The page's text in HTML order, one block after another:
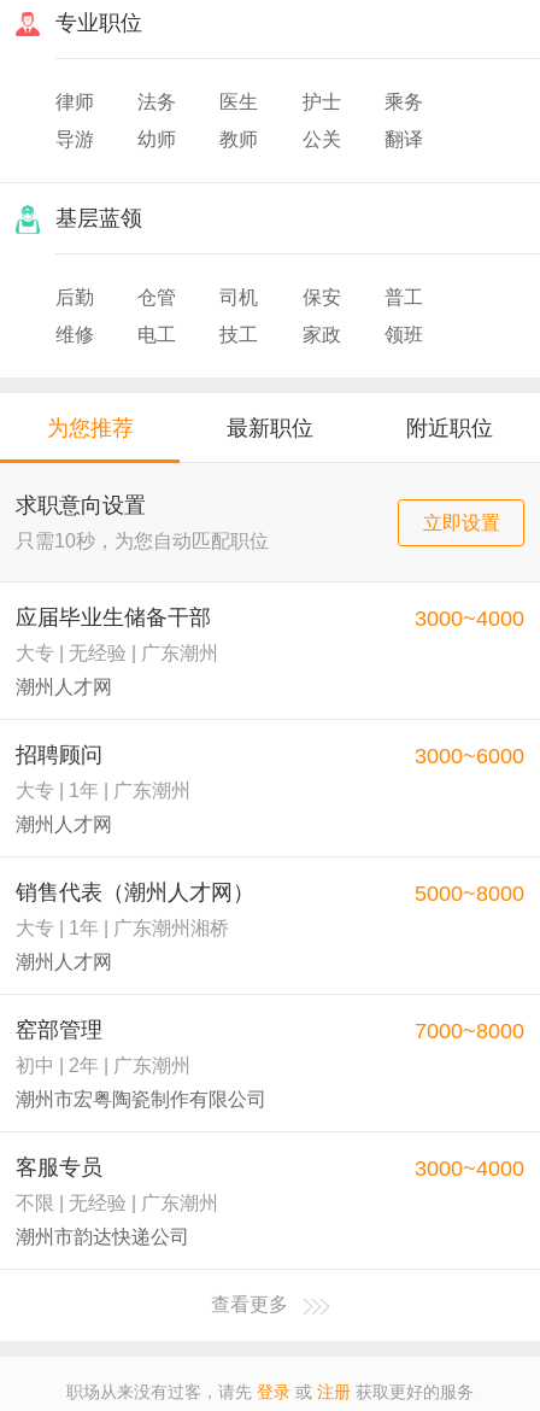
专业职位
律师 法务 医生 护士
乘务
导游
幼师 教师 公关
翻译
基层蓝领
后勤 仓管 司机 保安
普工
维修
电工 技工 家政
领班
为您推荐 最新职位 附近职位
求职意向设置
只需10秒，为您自动匹配职位
立即设置
应届毕业生储备干部
大专 | 无经验 | 广东潮州
潮州人才网
3000~4000
招聘顾问
大专 | 1年 | 广东潮州
潮州人才网
3000~6000
销售代表（潮州人才网）
大专 | 1年 | 广东潮州湘桥
潮州人才网
5000~8000
窑部管理
初中 | 2年 | 广东潮州
潮州市宏粤陶瓷制作有限公司
7000~8000
客服专员
不限 | 无经验 | 广东潮州
潮州市韵达快递公司
3000~4000
查看更多
职场从来没有过客，请先 登录 或 注册 获取更好的服务